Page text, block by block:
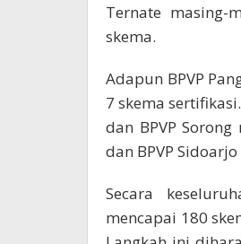
Ternate masing-
skema.
Adapun BPVP
7 skema
dan BPVP
dan BPVP
Secara
mencapai 180